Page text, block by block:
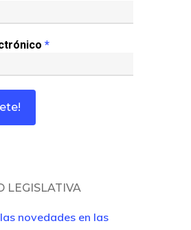
*
LEGISLATIVA
novedades en las